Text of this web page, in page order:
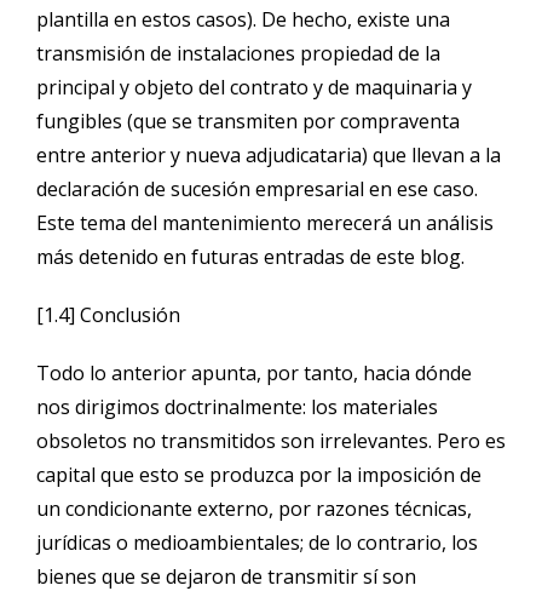
plantilla en estos casos). De hecho, existe una
transmisión de instalaciones propiedad de la
principal y objeto del contrato y de maquinaria y
fungibles (que se transmiten por compraventa
entre anterior y nueva adjudicataria) que llevan a la
declaración de sucesión empresarial en ese caso.
Este tema del mantenimiento merecerá un análisis
más detenido en futuras entradas de este blog.
[1.4] Conclusión
Todo lo anterior apunta, por tanto, hacia dónde
nos dirigimos doctrinalmente: los materiales
obsoletos no transmitidos son irrelevantes. Pero es
capital que esto se produzca por la imposición de
un condicionante externo, por razones técnicas,
jurídicas o medioambientales; de lo contrario, los
bienes que se dejaron de transmitir sí son